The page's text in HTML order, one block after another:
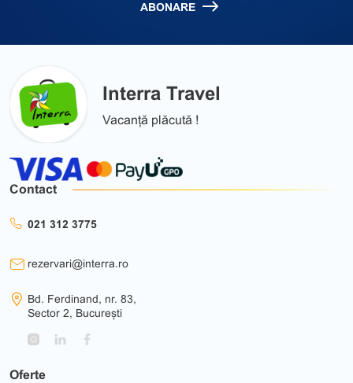
ABONARE
Interra Travel
Vacanță plăcută !
Oferte
Contact
021 312 3775
rezervari@interra.ro
Bd. Ferdinand, nr. 83,
Sector 2, București